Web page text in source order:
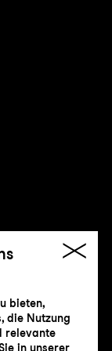
Jahre
bieten,
die Nutzung
relevante
in unserer